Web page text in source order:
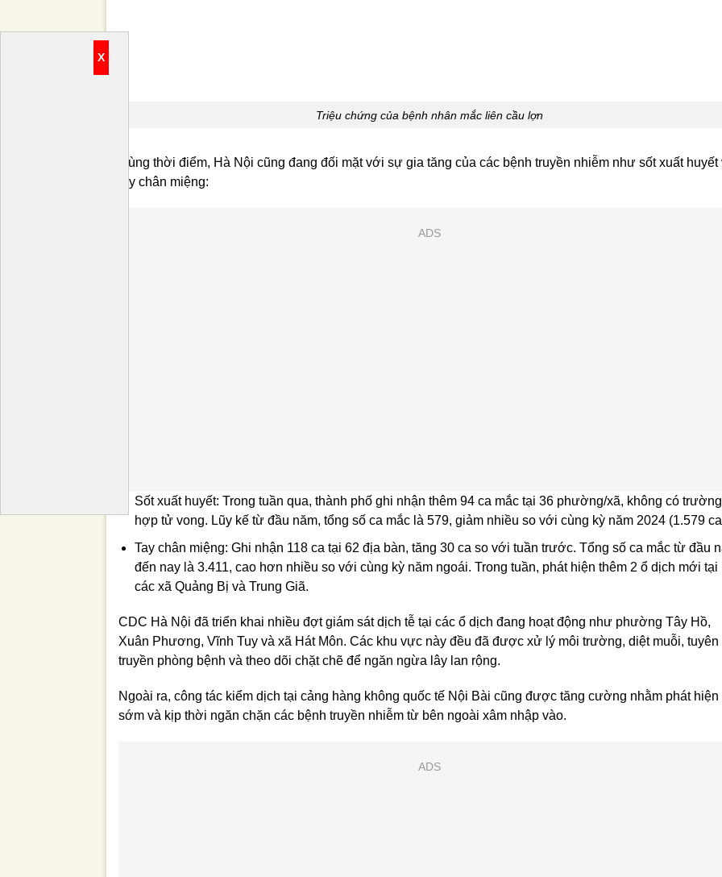
X
Triệu chứng của bệnh nhân mắc liên cầu lợn
Cùng thời điểm, Hà Nội cũng đang đối mặt với sự gia tăng của các bệnh truyền nhiễm như sốt xuất huyết
tay chân miệng:
ADS
Sốt xuất huyết: Trong tuần qua, thành phố ghi nhận thêm 94 ca mắc tại 36 phường/xã, không có trường
hợp tử vong. Lũy kế từ đầu năm, tổng số ca mắc là 579, giảm nhiều so với cùng kỳ năm 2024 (1.579
Tay chân miệng: Ghi nhận 118 ca tại 62 địa bàn, tăng 30 ca so với tuần trước. Tổng số ca mắc từ đầu
đến nay là 3.411, cao hơn nhiều so với cùng kỳ năm ngoái. Trong tuần, phát hiện thêm 2 ổ dịch mới tại
các xã Quảng Bị và Trung Giã.
CDC Hà Nội đã triển khai nhiều đợt giám sát dịch tễ tại các ổ dịch đang hoạt động như phường Tây Hồ,
Xuân Phương, Vĩnh Tuy và xã Hát Môn. Các khu vực này đều đã được xử lý môi trường, diệt muỗi, tuyên
truyền phòng bệnh và theo dõi chặt chẽ để ngăn ngừa lây lan rộng.
Ngoài ra, công tác kiểm dịch tại cảng hàng không quốc tế Nội Bài cũng được tăng cường nhằm phát hiện
sớm và kịp thời ngăn chặn các bệnh truyền nhiễm từ bên ngoài xâm nhập vào.
ADS